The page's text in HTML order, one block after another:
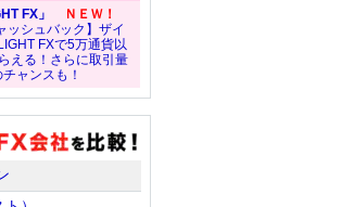
FX」
ＮＥＷ！
ッシュバック】ザイ
FXで5万通貨以
える！さらに取引量
ャンスも！